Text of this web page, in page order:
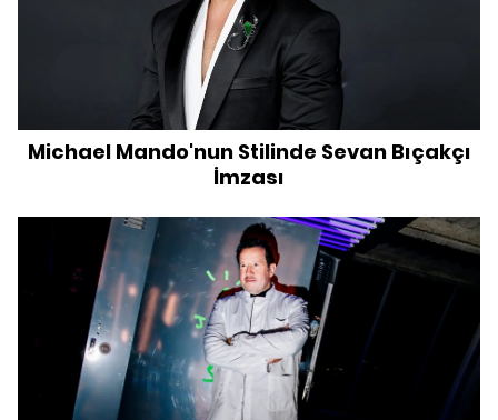
Michael Mando'nun Stilinde Sevan Bıçakçı
İmzası